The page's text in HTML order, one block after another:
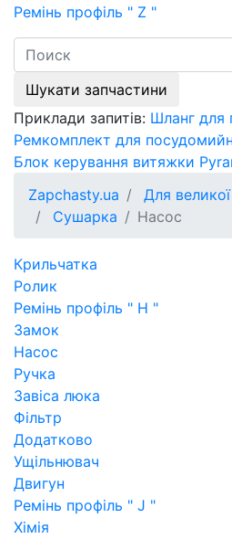
Ремінь профіль " Z "
Шукати запчастини
Приклади запитів: Шланг для
Ремкомплект для
Блок керування витяжки
Zapchasty.ua
Для
Сушарка
Насос
Крильчатка
Ролик
Ремінь профіль " H "
Замок
Насос
Ручка
Завіса люка
Фільтр
Додатково
Ущільнювач
Двигун
Ремінь профіль " J "
Хімія